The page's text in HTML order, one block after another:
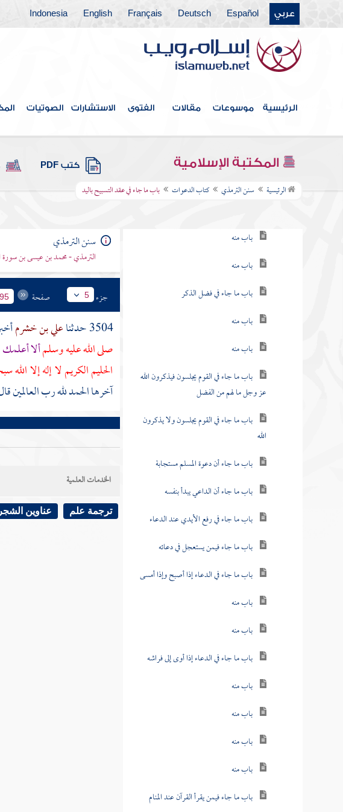
عربي Español
Deutsch
Français
English
Indonesia
الرئيسية موسوعات مقالات الفتوى الاستشارات الصوتيات
المكتبة الإسلامية كتب PDF
الرئيسية سنن الترمذي كتاب الدعوات باب ما جاء في عقد التسبيح باليد
كتاب الاستئذان والآداب
كتاب الأدب
كتاب الأمثال
كتاب فضائل القرآن
كتاب القراءات
كتاب تفسير القرآن
كتاب الدعوات
باب منه
باب منه
باب ما جاء في فضل الذكر
باب منه
باب منه
باب ما جاء في القوم يجلسون فيذكرون الله
عز وجل ما لهم من الفضل
باب ما جاء في القوم يجلسون ولا يذكرون
الله
باب ما جاء أن دعوة المسلم مستجابة
باب ما جاء أن الداعي يبدأ بنفسه
باب ما جاء في رفع الأيدي عند الدعاء
باب ما جاء فيمن يستعجل في دعائه
باب ما جاء في الدعاء إذا أصبح وإذا أمسى
باب منه
باب منه
باب ما جاء في الدعاء إذا أوى إلى فراشه
باب منه
باب منه
باب منه
باب منه
باب ما جاء فيمن يقرأ القرآن عند المنام
سنن الترمذي
الترمذي - محمد بن عيسى بن سورة
جزء 5 صفحة
3504 حدثنا علي بن خشرم
صلى الله عليه وسلمألا
الحليم الكريم لا إله إلا
آخرها الحمد لله رب
الخدمات العلمية
ترجمة علم عناوين